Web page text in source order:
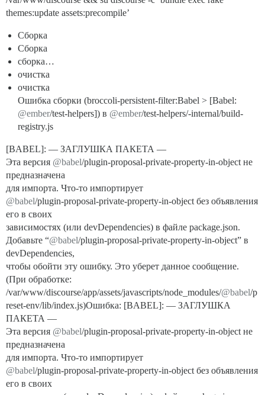
themes:update assets:precompile’
Сборка
Сборка
сборка…
очистка
очистка
Ошибка сборки (broccoli-persistent-filter:Babel > [Babel:
@ember/test-helpers]) в @ember/test-helpers/-internal/build-
registry.js
[BABEL]: — ЗАГЛУШКА ПАКЕТА —
Эта версия @babel/plugin-proposal-private-property-in-object не
предназначена
для импорта. Что-то импортирует
@babel/plugin-proposal-private-property-in-object без объявления
его в своих
зависимостях (или devDependencies) в файле package.json.
Добавьте “@babel/plugin-proposal-private-property-in-object” в
devDependencies,
чтобы обойти эту ошибку. Это уберет данное сообщение.
(При обработке:
/var/www/discourse/app/assets/javascripts/node_modules/@babel/p
reset-env/lib/index.js)Ошибка: [BABEL]: — ЗАГЛУШКА
ПАКЕТА —
Эта версия @babel/plugin-proposal-private-property-in-object не
предназначена
для импорта. Что-то импортирует
@babel/plugin-proposal-private-property-in-object без объявления
его в своих